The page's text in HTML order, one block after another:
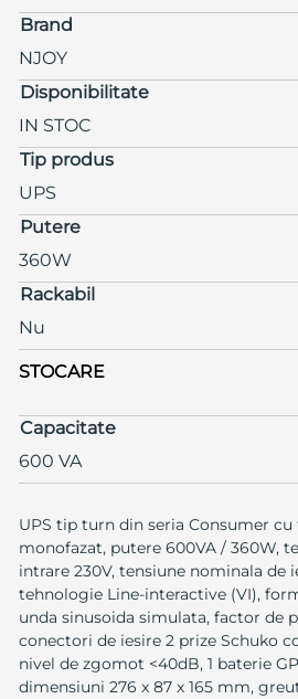
Brand
NJOY
Disponibilitate
IN STOC
Tip produs
UPS
Putere
360W
Rackabil
Nu
STOCARE
Capacitate
600 VA
UPS tip turn din seria Consumer
monofazat, putere 600VA / 360W,
intrare 230V, tensiune nominala de
tehnologie Line-interactive (VI),
unda sinusoida simulata, factor de
conectori de iesire 2 prize Schuko
nivel de zgomot <40dB, 1 baterie
dimensiuni 276 x 87 x 165 mm,